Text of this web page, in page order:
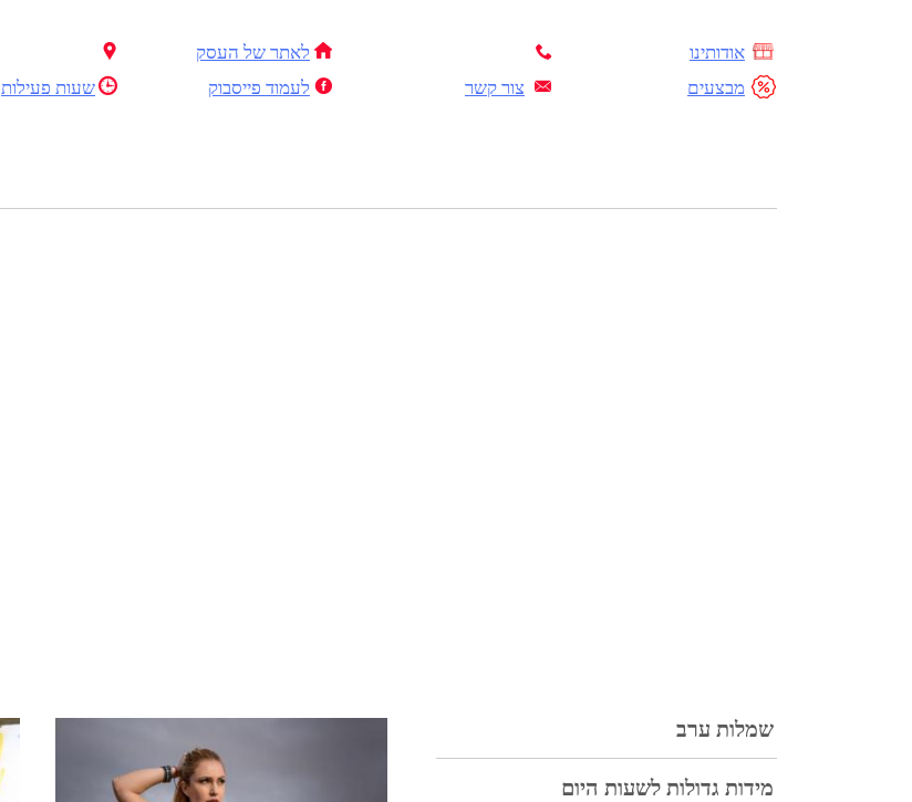
אודותינו
לאתר של העסק
מבצעים
צור קשר לעמוד פייסבוק שעות פעילות
שמלות ערב
מידות גדולות לשעות היום